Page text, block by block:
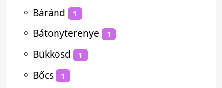
⚬ Báránd 1
⚬ Bátonyterenye 1
⚬ Bükkösd 1
⚬ Bőcs 1